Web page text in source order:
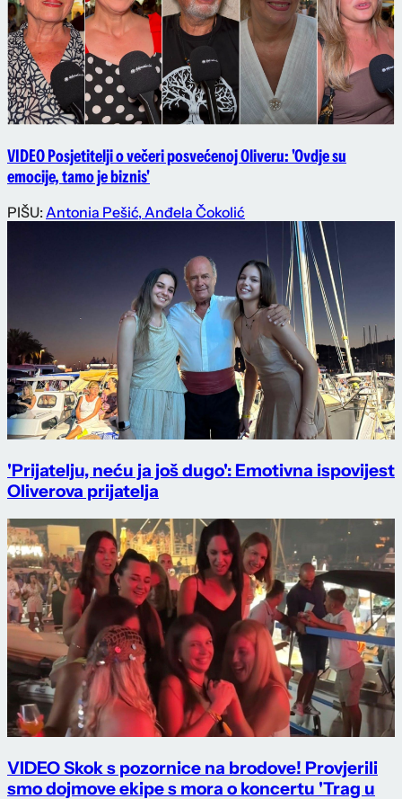
VIDEO Posjetitelji o večeri posvećenoj Oliveru: 'Ovdje su
emocije, tamo je biznis'
PIŠU: Antonia Pešić,Anđela Čokolić
'Prijatelju, neću ja još dugo': Emotivna ispovijest
Oliverova prijatelja
VIDEO Skok s pozornice na brodove! Provjerili
smo dojmove ekipe s mora o koncertu 'Trag u